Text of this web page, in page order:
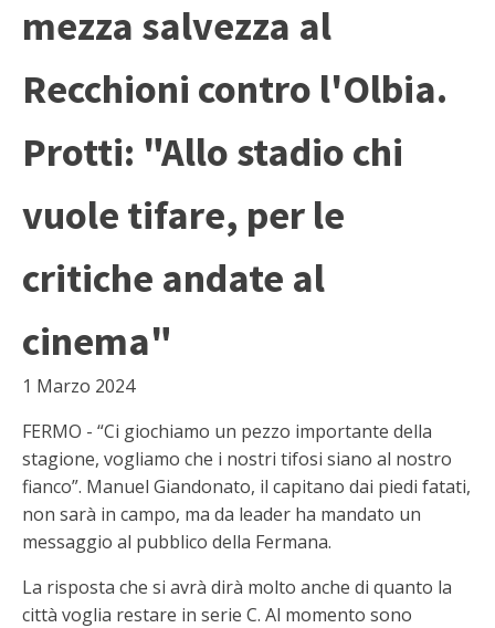
mezza salvezza al
Recchioni contro l'Olbia.
Protti: "Allo stadio chi
vuole tifare, per le
critiche andate al
cinema"
1 Marzo 2024
FERMO - “Ci giochiamo un pezzo importante della
stagione, vogliamo che i nostri tifosi siano al nostro
fianco”. Manuel Giandonato, il capitano dai piedi fatati,
non sarà in campo, ma da leader ha mandato un
messaggio al pubblico della Fermana.
La risposta che si avrà dirà molto anche di quanto la
città voglia restare in serie C. Al momento sono